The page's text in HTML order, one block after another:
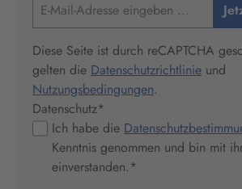
Diese Seite ist durch reCAPTCHA
gelten die Datenschutzrichtlinie und
Nutzungsbedingungen.
Datenschutz*
Ich habe die
Kenntnis genommen und bin mit
einverstanden.*